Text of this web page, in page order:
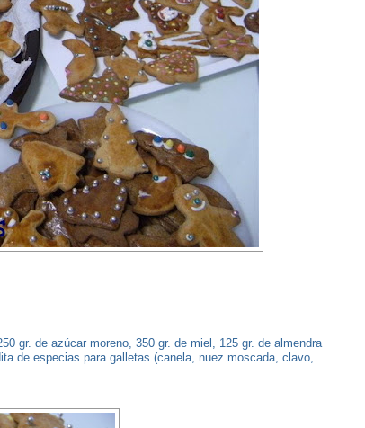
gr. de azúcar moreno, 350 gr. de miel, 125 gr. de almendra
de especias para galletas (canela, nuez moscada, clavo,